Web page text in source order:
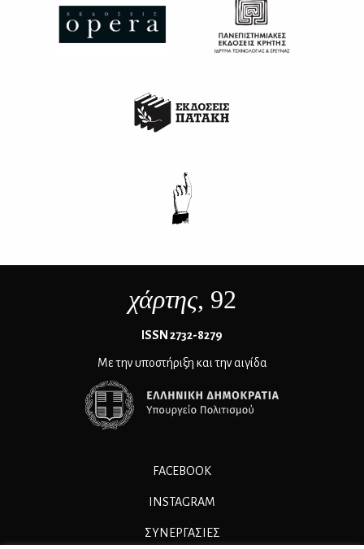
χάρτης, 92
ΙSSN 2732-8279
Με την υποστήριξη και την αιγίδα
FACEBOOK
INSTAGRAM
ΣΥΝΕΡΓΑΣΊΕΣ